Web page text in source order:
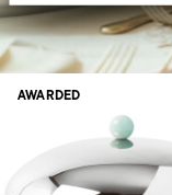
AWARDED